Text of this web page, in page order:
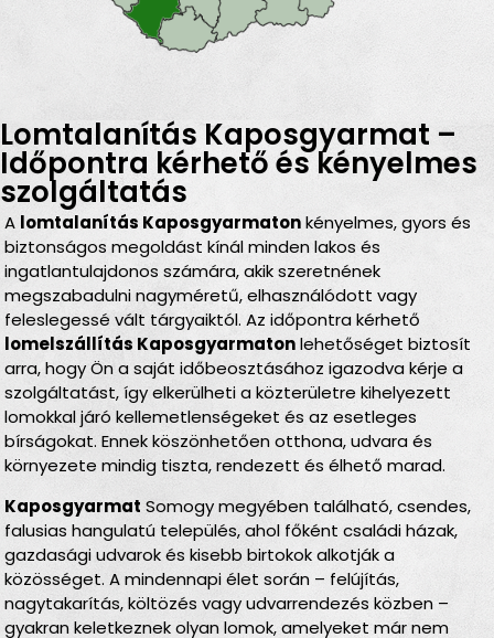
Lomtalanítás Kaposgyarmat –
Időpontra kérhető és kényelmes
szolgáltatás
A lomtalanítás Kaposgyarmatonkényelmes, gyors és
biztonságos megoldást kínál minden lakos és
ingatlantulajdonos számára, akik szeretnének
megszabadulni nagyméretű, elhasználódott vagy
feleslegessé vált tárgyaiktól. Az időpontra kérhető
lomelszállítás Kaposgyarmatonlehetőséget biztosít
arra, hogy Ön a saját időbeosztásához igazodva kérje a
szolgáltatást, így elkerülheti a közterületre kihelyezett
lomokkal járó kellemetlenségeket és az esetleges
bírságokat. Ennek köszönhetően otthona, udvara és
környezete mindig tiszta, rendezett és élhető marad.
Kaposgyarmat Somogy megyében található, csendes,
falusias hangulatú település, ahol főként családi házak,
gazdasági udvarok és kisebb birtokok alkotják a
közösséget. A mindennapi élet során – felújítás,
nagytakarítás, költözés vagy udvarrendezés közben –
gyakran keletkeznek olyan lomok, amelyeket már nem